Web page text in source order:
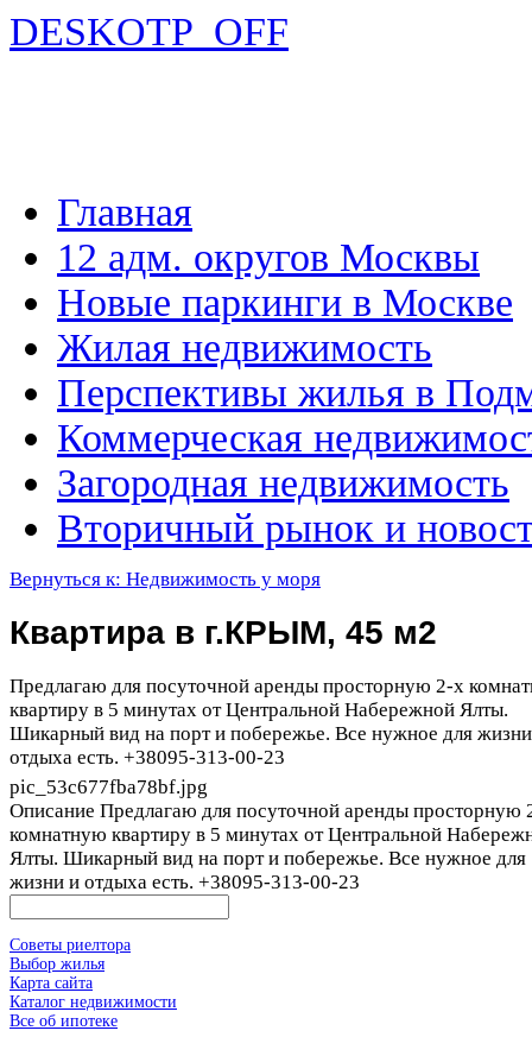
DESKOTP_OFF
Главная
12 адм. округов Москвы
Новые паркинги в Москве
Жилая недвижимость
Перспективы жилья в
Коммерческая
Загородная недвижимость
Вторичный рынок и
Вернуться к: Недвижимость у моря
Квартира в г.КРЫМ, 45 м2
Предлагаю для посуточной аренды просторную 2-х
квартиру в 5 минутах от Центральной Набережной Ялты.
Шикарный вид на порт и побережье. Все нужное для
отдыха есть. +38095-313-00-23
pic_53c677fba78bf.jpg
Описание Предлагаю для посуточной аренды просторную
комнатную квартиру в 5 минутах от Центральной
Ялты. Шикарный вид на порт и побережье. Все нужное для
жизни и отдыха есть. +38095-313-00-23
Советы риелтора
Выбор жилья
Карта сайта
Каталог недвижимости
Все об ипотеке